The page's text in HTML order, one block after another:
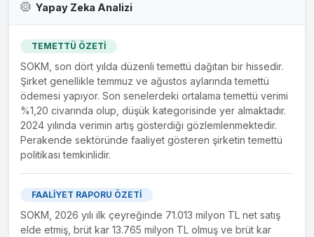
Yapay Zeka Analizi
TEMETTÜ ÖZETİ
SOKM, son dört yılda düzenli temettü dağıtan bir hissedir.
Şirket genellikle temmuz ve ağustos aylarında temettü
ödemesi yapıyor. Son senelerdeki ortalama temettü verimi
%1,20 civarında olup, düşük kategorisinde yer almaktadır.
2024 yılında verimin artış gösterdiği gözlemlenmektedir.
Perakende sektöründe faaliyet gösteren şirketin temettü
politikası temkinlidir.
FAALİYET RAPORU ÖZETİ
SOKM, 2026 yılı ilk çeyreğinde 71.013 milyon TL net satış
elde etmiş, brüt kar 13.765 milyon TL olmuş ve brüt kar